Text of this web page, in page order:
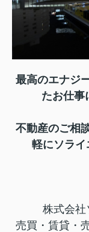
最高のエナジ
たお仕事
不動産のご相
軽にソライ
株式会社
売買・賃貸・